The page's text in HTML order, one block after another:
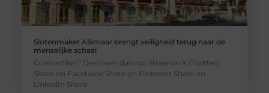
Slotenmaker Alkmaar brengt veiligheid terug naar de
menselijke schaal
Goed artikel? Deel hem dan op: Share on X (Twitter)
Share on Facebook Share on Pinterest Share on
LinkedIn Share